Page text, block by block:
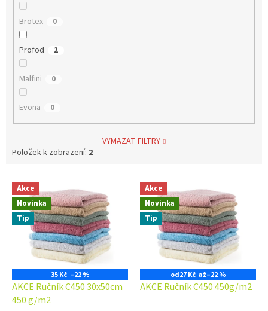
Brotex 0
Profod 2
Malfini 0
Evona 0
VYMAZAT FILTRY
Položek k zobrazení: 2
p
Akce
Novinka
Tip
35 Kč –22 %
AKCE Ručník C450 30x50cm
450 g/m2
Akce
Novinka
Tip
od27 Kč až–22 %
AKCE Ručník C450 450g/m2